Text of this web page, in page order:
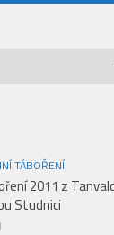
TÁBOŘENÍ
2011 z
Studnici